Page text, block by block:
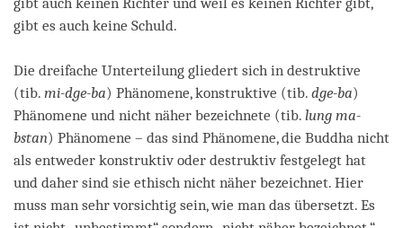
gibt es auch keine Schuld.
Die dreifache Unterteilung gliedert sich in destruktive
(tib. mi-dge-ba) Phänomene, konstruktive (tib. dge-ba)
Phänomene und nicht näher bezeichnete (tib. lung ma-
bstan) Phänomene – das sind Phänomene, die Buddha nicht
als entweder konstruktiv oder destruktiv festgelegt hat
und daher sind sie ethisch nicht näher bezeichnet. Hier
muss man sehr vorsichtig sein, wie man das übersetzt. Es